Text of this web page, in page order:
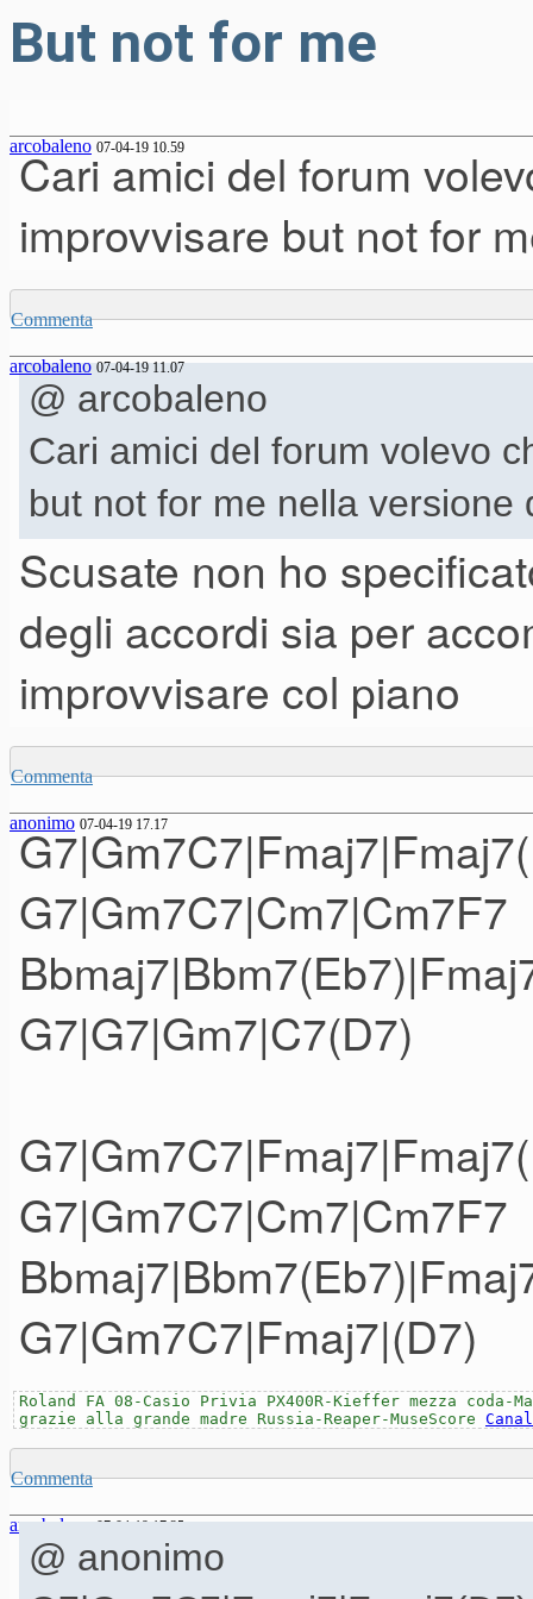
But not for me
arcobaleno 07-04-19 10.59
Cari amici del forum
improvvisare but not for
Commenta
arcobaleno 07-04-19 11.07
@ arcobaleno
Cari amici del forum volevo
but not for me nella versione
Scusate non ho
degli accordi sia per
improvvisare col piano
Commenta
anonimo 07-04-19 17.17
G7|Gm7C7|Cm7|Cm7F7
G7|G7|Gm7|C7(D7)
G7|Gm7C7|Cm7|Cm7F7
G7|Gm7C7|Fmaj7|(D7)
Roland FA 08-Casio Privia PX400R-Kieffer mezza
grazie alla grande madre Russia-Reaper-MuseScore
Commenta
arcobaleno 07-04-19 17.25
@ anonimo